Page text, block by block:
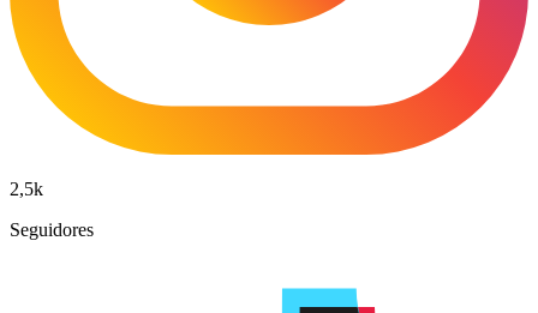
2,5k
Seguidores